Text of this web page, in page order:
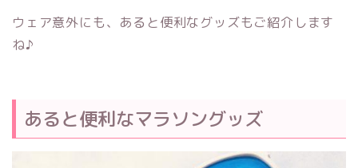
ウェア意外にも、あると便利なグッズもご紹介します
ね♪
あると便利なマラソングッズ